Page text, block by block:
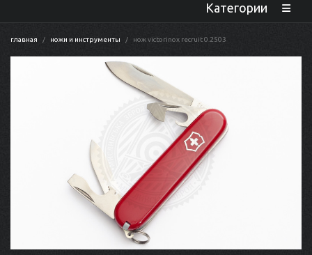
Категории
главная ножи и инструменты нож victorinox recruit 0.2503